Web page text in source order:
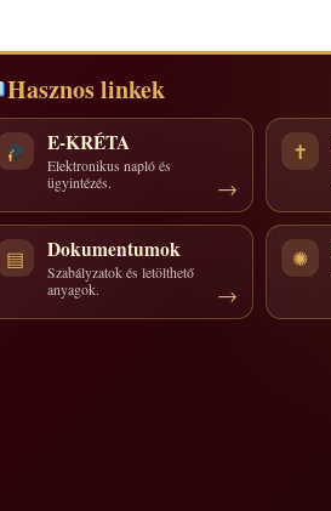
Hasznos linkek
E-KRÉTA
Elektronikus napló és
ügyintézés.
✝
▤ Dokumentumok
Szabályzatok és letölthető
anyagok.
✺